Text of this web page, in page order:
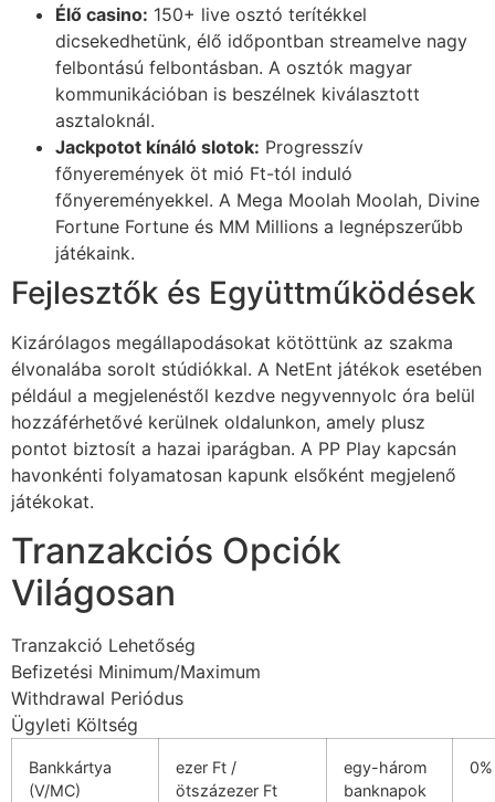
satın al
panel
panel
panel
panel
panel
panel
panel
panel
panel
panel
panel
Élő casino: 150+ live osztó terítékkel
dicsekedhetünk, élő időpontban streamelve nagy
felbontású felbontásban. A osztók magyar
kommunikációban is beszélnek kiválasztott
asztaloknál.
Jackpotot kínáló slotok: Progresszív
főnyeremények öt mió Ft-tól induló
főnyereményekkel. A Mega Moolah Moolah, Divine
Fortune Fortune és MM Millions a legnépszerűbb
játékaink.
Fejlesztők és Együttműködések
Kizárólagos megállapodásokat kötöttünk az szakma
élvonalába sorolt stúdiókkal. A NetEnt játékok esetében
például a megjelenéstől kezdve negyvennyolc óra belül
hozzáférhetővé kerülnek oldalunkon, amely plusz
pontot biztosít a hazai iparágban. A PP Play kapcsán
havonkénti folyamatosan kapunk elsőként megjelenő
játékokat.
Tranzakciós Opciók
Világosan
Tranzakció Lehetőség
Befizetési Minimum/Maximum
Withdrawal Periódus
Ügyleti Költség
Bankkártya
(V/MC)
ezer Ft /
ötszázezer Ft
egy-három
banknapok
0%